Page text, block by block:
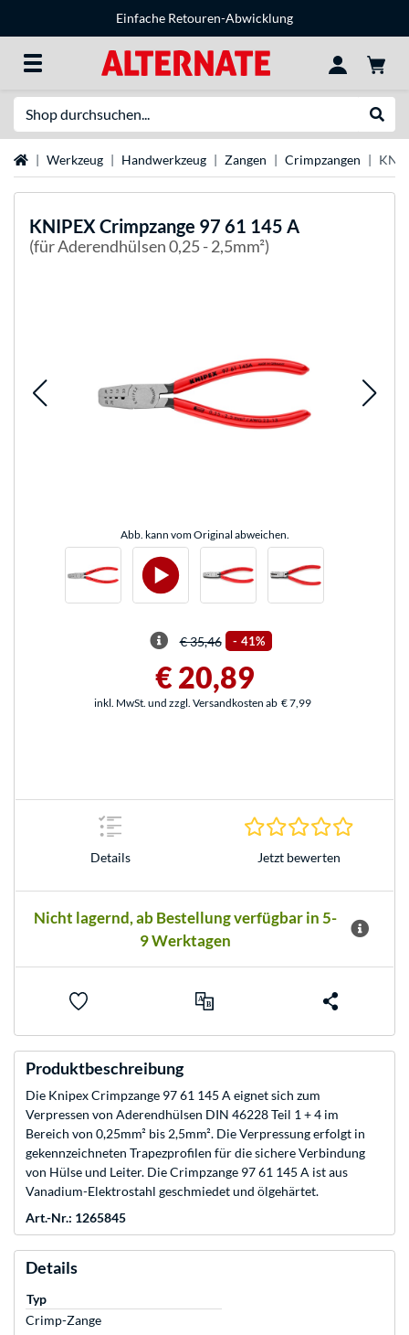
Einfache Retouren-Abwicklung
StartseiteWerkzeug Handwerkzeug Zangen Crimpzangen
KNIPEX Crimpzange 97 61 145 A
(für Aderendhülsen 0,25 - 2,5mm²)
Abb. kann vom Original abweichen.
€ 35,46 - 41%
€ 20,89
inkl. MwSt. und zzgl. Versandkosten ab € 7,99
Details Jetzt bewerten
Nicht lagernd, ab Bestellung verfügbar in 5-
9 Werktagen
Produktbeschreibung
Die Knipex Crimpzange 97 61 145 A eignet sich zum
Verpressen von Aderendhülsen DIN 46228 Teil 1 + 4 im
Bereich von 0,25mm² bis 2,5mm². Die Verpressung erfolgt in
gekennzeichneten Trapezprofilen für die sichere Verbindung
von Hülse und Leiter. Die Crimpzange 97 61 145 A ist aus
Vanadium-Elektrostahl geschmiedet und ölgehärtet.
Art.-Nr.: 1265845
Details
Typ
Crimp-Zange